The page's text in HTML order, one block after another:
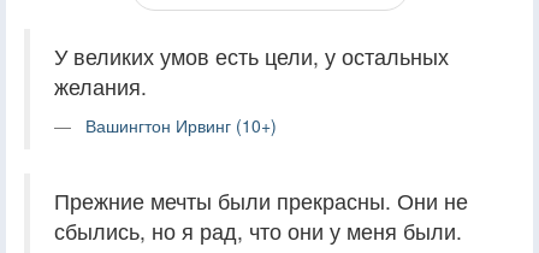
У великих умов есть цели, у остальных
желания.
Вашингтон Ирвинг (10+)
Прежние мечты были прекрасны. Они не
сбылись, но я рад, что они у меня были.